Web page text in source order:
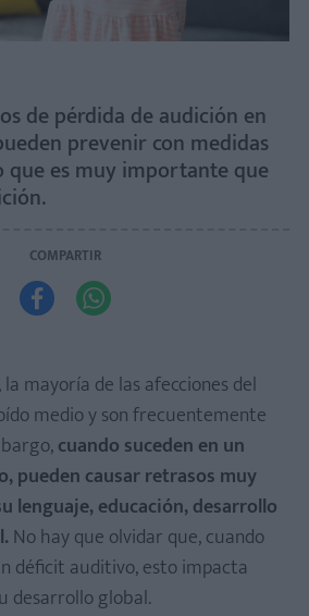
de pérdida de audición en
prevenir con medidas
que es muy importante que
COMPARTIR
 
la mayoría de las afecciones del
medio y son frecuentemente
cuando suceden en un
pueden causar retrasos muy
lenguaje, educación, desarrollo
No hay que olvidar que, cuando
déficit auditivo, esto impacta
desarrollo global.